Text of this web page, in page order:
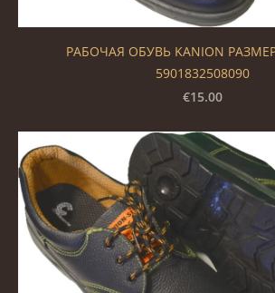
РАБОЧАЯ ОБУВЬ KANION РАЗМЕР
5901832508090
€15.00